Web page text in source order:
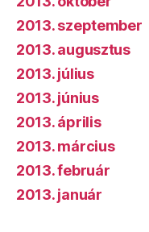
2013. szeptember
2013. augusztus
2013. július
2013. június
2013. április
2013. március
2013. február
2013. január